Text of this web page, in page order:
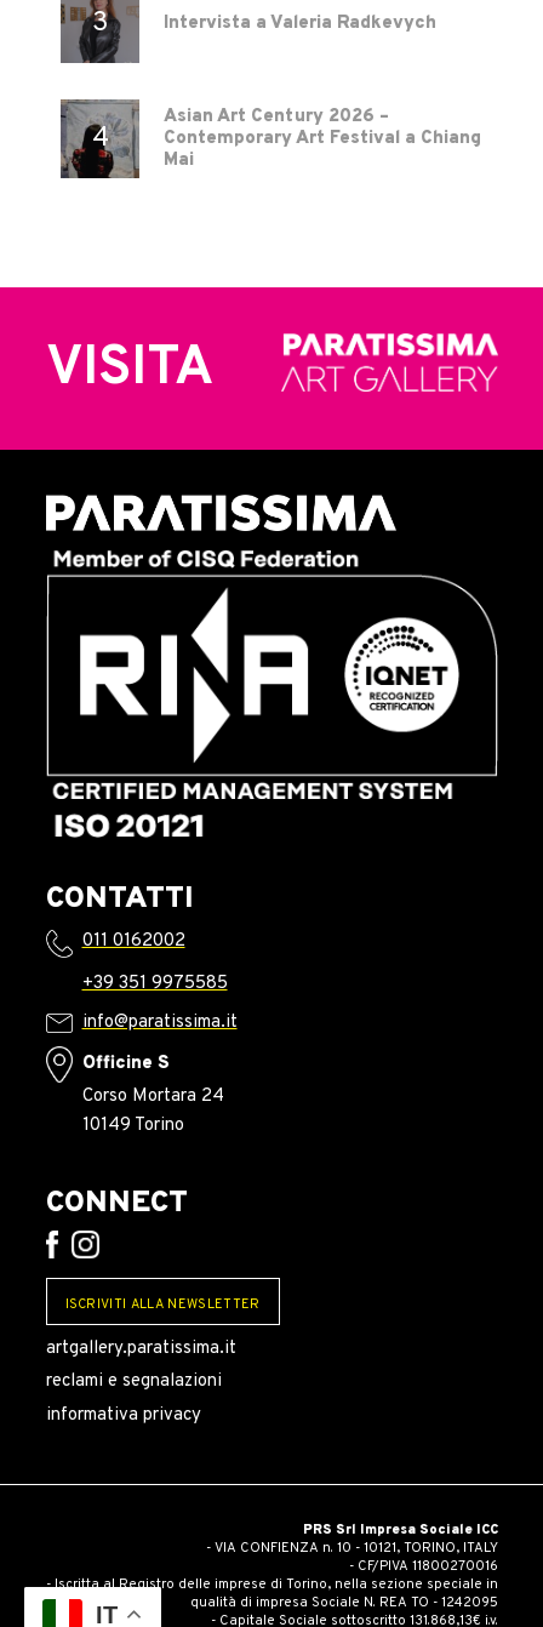
Intervista a Valeria Radkevych
Asian Art Century 2026 –
Contemporary Art Festival a Chiang
Mai
VISITA
CONTATTI
011 0162002
+39 351 9975585
info@paratissima.it
Officine S
Corso Mortara 24
10149 Torino
CONNECT
ISCRIVITI ALLA NEWSLETTER
artgallery.paratissima.it
reclami e segnalazioni
informativa privacy
PRS Srl Impresa Sociale ICC
- VIA CONFIENZA n. 10 - 10121, TORINO, ITALY
- CF/PIVA 11800270016
- Iscritta al Registro delle imprese di Torino, nella sezione speciale in
qualità di impresa Sociale N. REA TO - 1242095
- Capitale Sociale sottoscritto 131.868,13€ i.v.
IT